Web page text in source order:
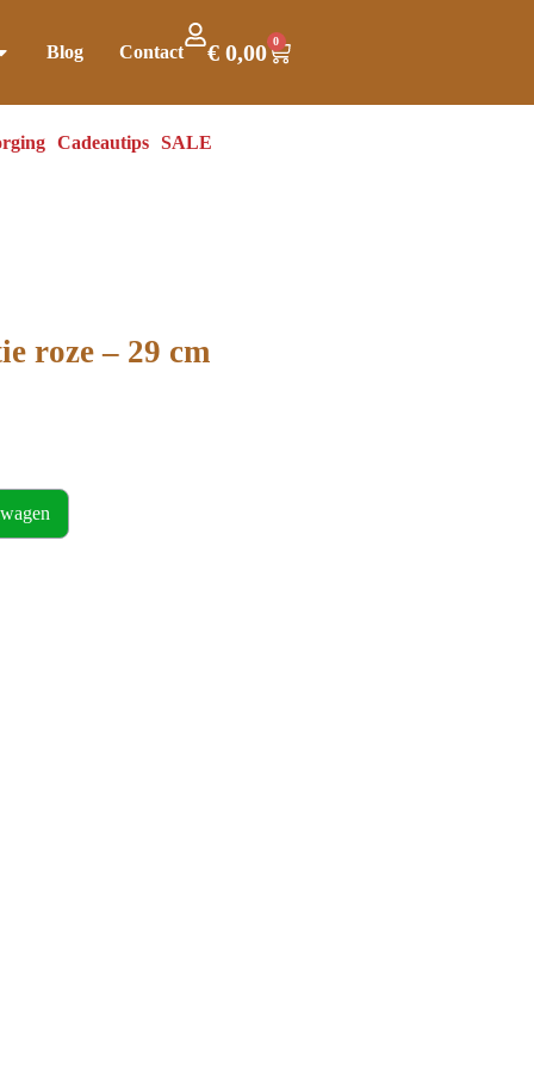
Blog Contact €0,00 0
Cadeautips SALE
roze – 29 cm